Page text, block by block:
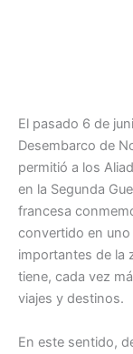
El pasado 6 de
Desembarco de
permitió a los
en la Segunda
francesa
convertido en
importantes de la
tiene, cada vez
viajes y destinos.
En este sentido,